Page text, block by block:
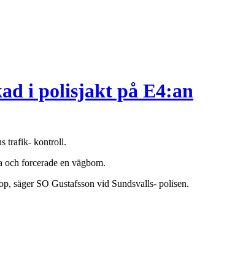
i polisjakt på E4:an
trafik- kontroll.
och forcerade en vägbom.
säger SO Gustafsson vid Sundsvalls- polisen.